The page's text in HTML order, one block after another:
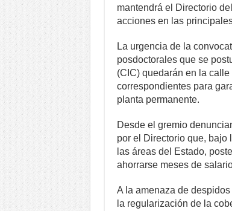
mantendrá el Directorio
acciones en las
La urgencia de la
posdoctorales que se
(CIC) quedarán en la
correspondientes para
planta permanente.
Desde el gremio
por el Directorio que, bajo
las áreas del Estado,
ahorrarse meses de
A la amenaza de
la regularización de la